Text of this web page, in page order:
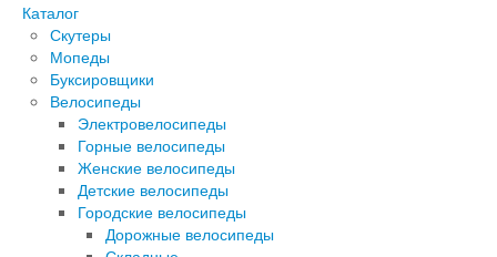
Каталог
Скутеры
Мопеды
Буксировщики
Велосипеды
Электровелосипеды
Горные велосипеды
Женские велосипеды
Детские велосипеды
Городские велосипеды
Дорожные велосипеды